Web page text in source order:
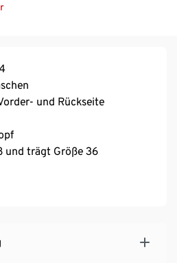
und Rückseite
und trägt Größe 36
Marke Fire & Glory